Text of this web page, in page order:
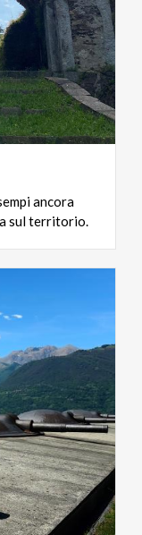
ancora
sulterritorio.